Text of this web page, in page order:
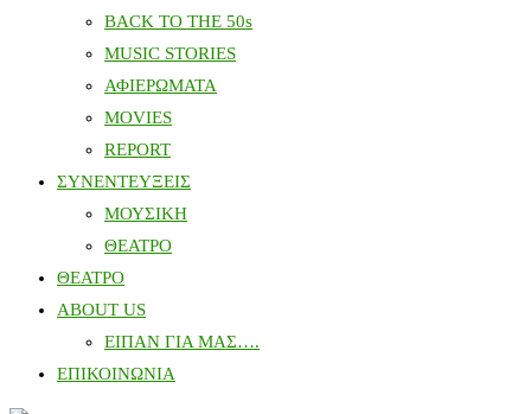
BACK TO THE 50s
MUSIC STORIES
ΑΦΙΕΡΩΜΑΤΑ
MOVIES
REPORT
ΣΥΝΕΝΤΕΥΞΕΙΣ
ΜΟΥΣΙΚΗ
ΘΕΑΤΡΟ
ΘΕΑΤΡΟ
ABOUT US
ΕΙΠΑΝ ΓΙΑ ΜΑΣ….
ΕΠΙΚΟΙΝΩΝΙΑ